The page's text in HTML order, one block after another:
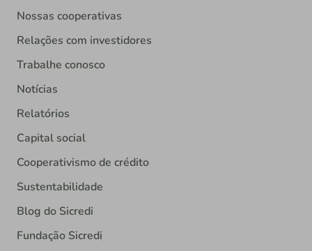
Nossas cooperativas
Relações com investidores
Trabalhe conosco
Notícias
Relatórios
Capital social
Cooperativismo de crédito
Sustentabilidade
Blog do Sicredi
Fundação Sicredi